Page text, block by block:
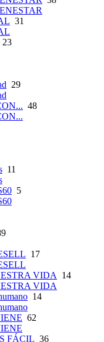
31
23
29
48
11
5
17
VIDA 14
VIDA
14
62
FÁCIL 36